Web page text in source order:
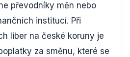
převodníky měn nebo
institucí. Při
liber na české koruny je
za směnu, které se